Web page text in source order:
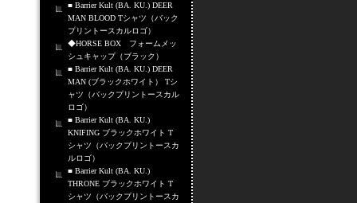
■ Barrier Kult (BA. KU.) DEER
MAN BLOOD Tシャツ（バック
プリントースカルロゴ）
◆HORSE BOX フォームメッ
シュキャップ（ブラック）
■ Barrier Kult (BA. KU.) DEER
MAN (ブラックホワイト） Tシ
ャツ（バックプリントースカル
ロゴ）
■ Barrier Kult (BA. KU.)
KNIFING ブラックホワイト T
シャツ（バックプリントースカ
ルロゴ）
■ Barrier Kult (BA. KU.)
THRONE ブラックホワイト T
シャツ（バックプリントースカ